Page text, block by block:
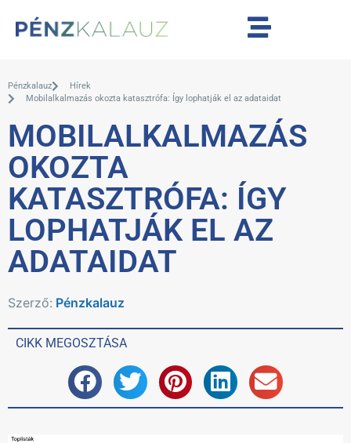
Pénzkalauz
Hírek
Mobilalkalmazás okozta katasztrófa: Így lophatják el az adataidat
MOBILALKALMAZÁS
OKOZTA
KATASZTRÓFA: ÍGY
LOPHATJÁK EL AZ
ADATAIDAT
Szerző: Pénzkalauz
CIKK MEGOSZTÁSA